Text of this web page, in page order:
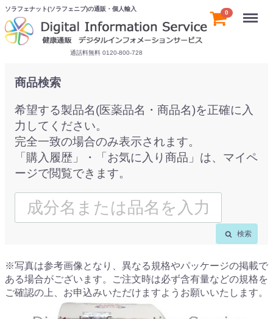
ソラフェナット(ソラフェニブ)の通販・個人輸入
通話料無料 0120-800-728
0 Menu
商品検索
希望する製品名(医薬品名・商品名)を正確に入
力してください。
完全一致の場合のみ表示されます。
「購入履歴」・「お気に入り商品」は、マイペ
ージで閲覧できます。
検索
※写真は参考画像となり、異なる規格やパッケージの掲載で
ある場合がございます。ご注文時は必ず含有量などの規格を
ご確認の上、お申込みいただけますようお願いいたします。